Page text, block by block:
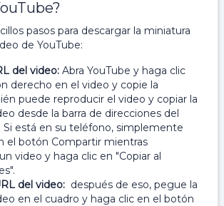
pasos para descargar la miniatura
de YouTube:
del video: Abra YouTube y haga clic
derecho en el video y copie la
puede reproducir el video y copiar la
desde la barra de direcciones del
Si está en su teléfono, simplemente
el botón Compartir mientras
video y haga clic en "Copiar al
del video: después de eso, pegue la
en el cuadro y haga clic en el botón